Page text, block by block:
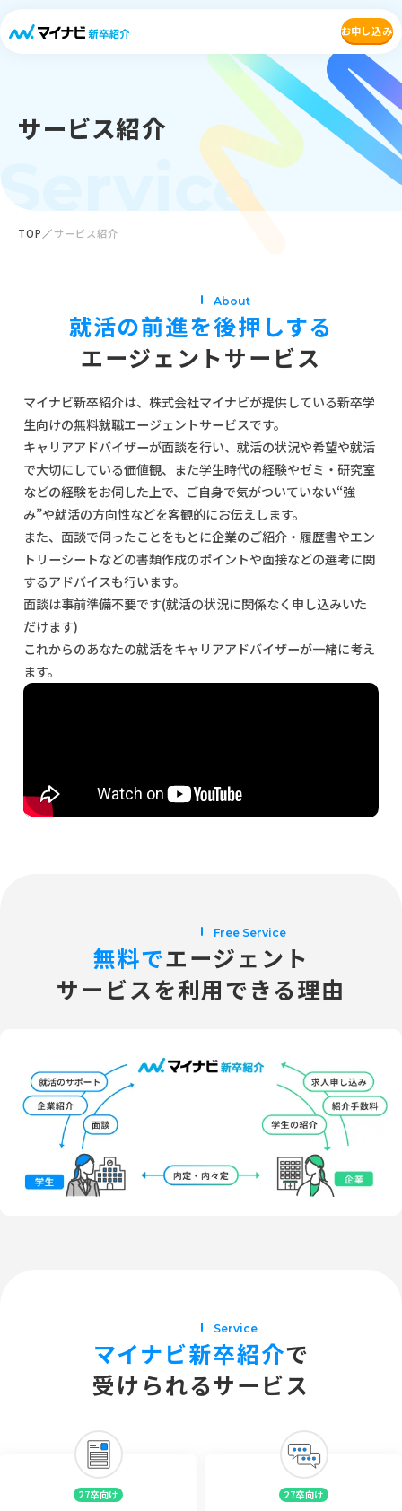
お申し込み
サービス紹介
TOP サービス紹介
About
就活の前進を後押しする
エージェントサービス
マイナビ新卒紹介は、株式会社マイナビが提供している新卒学
生向けの無料就職エージェントサービスです。
キャリアアドバイザーが面談を行い、就活の状況や希望や就活
で大切にしている価値観、また学生時代の経験やゼミ・研究室
などの経験をお伺した上で、ご自身で気がついていない“強
み”や就活の方向性などを客観的にお伝えします。
また、面談で伺ったことをもとに企業のご紹介・履歴書やエン
トリーシートなどの書類作成のポイントや面接などの選考に関
するアドバイスも行います。
面談は事前準備不要です(就活の状況に関係なく申し込みいた
だけます)
これからのあなたの就活をキャリアアドバイザーが一緒に考え
ます。
Free Service
無料でエージェント
サービスを利用できる理由
Service
マイナビ新卒紹介で
受けられるサービス
27卒向け 27卒向け